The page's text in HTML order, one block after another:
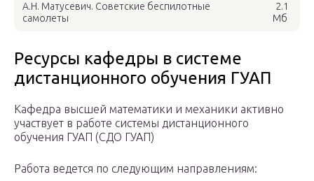
А.Н. Матусевич. Советские беспилотные
самолеты
2.1
Мб
Ресурсы кафедры в системе
дистанционного обучения ГУАП
Кафедра высшей математики и механики активно
участвует в работе системы дистанционного
обучения ГУАП (СДО ГУАП)
Работа ведется по следующим направлениям: